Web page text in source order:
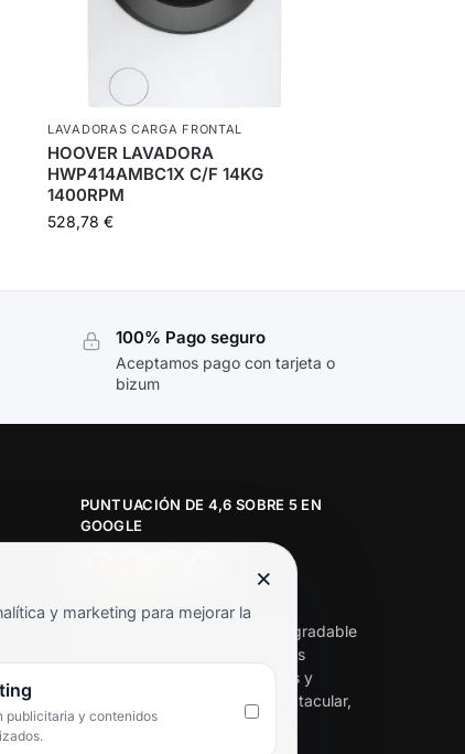
LAVADORAS CARGA FRONTAL
HOOVER LAVADORA
HWP414AMBC1X C/F 14KG
1400RPM
528,78€
100% Pago seguro
Aceptamos pago con tarjeta o
bizum
PUNTUACIÓN DE 4,6 SOBRE 5 EN
GOOGLE
★★★★★
«Servicio de calidad y trato agradable
con precios excelentes. Hemos
comprado en varias ocasiones y
siempre dan respuesta. Espectacular,
servicio de 10.»
×
y marketing para mejorar la
publicitaria y contenidos